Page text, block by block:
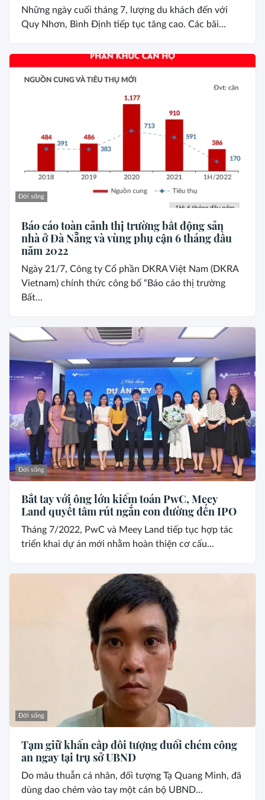
Những ngày cuối tháng 7, lượng du khách đến với
Quy Nhơn, Bình Định tiếp tục tăng cao. Các bãi...
Đời sống
Báo cáo toàn cảnh thị trường bất động sản
nhà ở Đà Nẵng và vùng phụ cận 6 tháng đầu
năm 2022
Ngày 21/7, Công ty Cổ phần DKRA Việt Nam (DKRA
Vietnam) chính thức công bố “Báo cáo thị trường
Bất...
Đời sống
Bắt tay với ông lớn kiểm toán PwC, Meey
Land quyết tâm rút ngắn con đường đến IPO
Tháng 7/2022, PwC và Meey Land tiếp tục hợp tác
triển khai dự án mới nhằm hoàn thiện cơ cấu...
Đời sống
Tạm giữ khẩn cấp đối tượng đuổi chém công
an ngay tại trụ sở UBND
Do mâu thuẫn cá nhân, đối tượng Tạ Quang Minh, đã
dùng dao chém vào tay một cán bộ UBND...